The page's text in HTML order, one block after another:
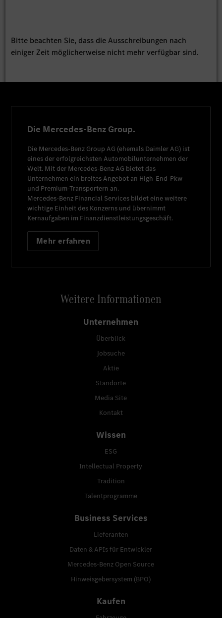
Bitte beachten Sie, dass die Ausschreibungen nach
einiger Zeit möglicherweise nicht mehr verfügbar sind.
Die Mercedes-Benz Group.
Die Mercedes-Benz Group AG (ehemals Daimler AG) ist
eines der erfolgreichsten Automobilunternehmen der
Welt. Mit der Mercedes-Benz AG bietet das
Unternehmen ein breites Angebot an High-End-Pkw
und Premium-Transportern an.
Mercedes-Benz Financial Services bildet eine weitere
wichtige Einheit des Konzerns und übernimmt
Kernaufgaben im Finanzdienstleistungsgeschäft.
Mehr erfahren
Weitere Informationen
Unternehmen
Überblick
Jobsuche
Aktie
Standorte
Media Site
Kontakt
Wissen
ESG
Intellectual Property
Tradition
Talentprogramme
Business Services
Lieferanten
Daten & APIs für Entwickler
Mercedes-Benz Open Source
Hinweisgebersystem (BPO)
Kaufen